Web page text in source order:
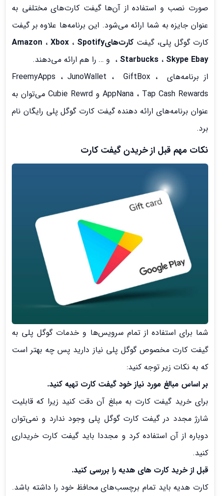
صورت نصب و استفاده از آن‌ها گیفت کارت‌های مختلفی به
عنوان جایزه به شما ارائه می‌شود. این برنامه‌ها علاوه بر گیفت
کارت گوگل پلی، گیفت کارت‌هایAmazon ، Xbox ، Spotify
، Starbucks ، Skype Ebay
و … را هم ارائه می‌دهند.
از برنامه‌های FreemyApps ، JunoWallet ، GiftBox ،
AppNana ، Tap Cash Rewards و Cubie Rewrd می‌توان به
عنوان برنامه‌های ارائه دهنده گیفت کارت گوگل پلی رایگان نام
برد.
نکات مهم قبل از خریدن گیفت کارت
شما برای استفاده از تمام سرویس‌ها و خدمات گوگل پلی به
گیفت کارت مخصوص گوگل پلی نیاز دارید پس چه بهتر است
که به نکات زیر توجه کنید:
بر اساس مبالغ مورد نیاز خود گیفت کارت تهیه کنید.
برای خرید گیفت کارت به مبلغ آن دقت کنید زیرا که قابلیت
شارژ مجدد در گیفت کارت گوگل پلی وجود ندارد و نمی‌توان
دوباره از آن استفاده کرد و مجددا باید گیفت کارت خریداری
کنید.
قبل از خرید کارت های هدیه را بررسی کنید.
کارت هدیه باید تمام برچسب‌های محافظ خود را داشته باشد.